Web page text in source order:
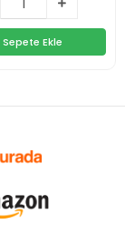
Sepete Ekle